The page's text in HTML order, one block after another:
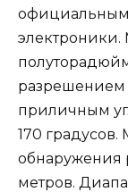
официальным
электроники.
разрешением
приличным
170
обнаружения
метров.